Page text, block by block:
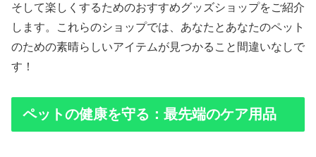
そして楽しくするためのおすすめグッズショップをご紹介
します。これらのショップでは、あなたとあなたのペット
のための素晴らしいアイテムが見つかること間違いなしで
す！
ペットの健康を守る：最先端のケア用品